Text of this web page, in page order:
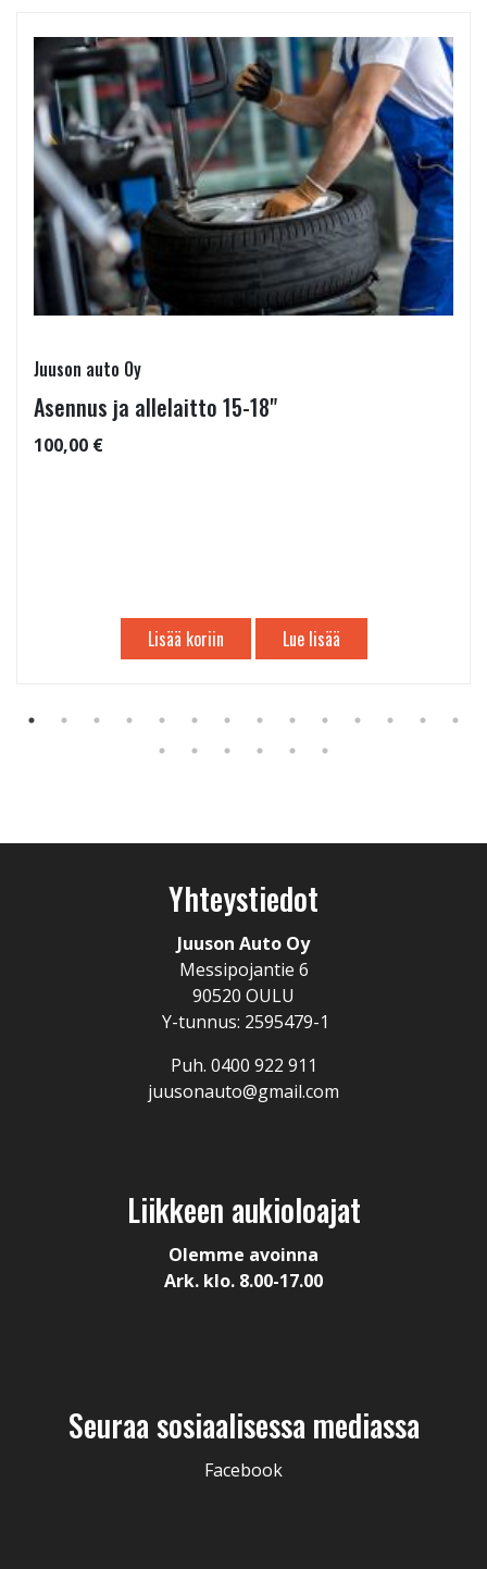
Juuson auto Oy
Asennus ja allelaitto 15-18"
100,00 €
Lisää koriin Lue lisää
Yhteystiedot
Juuson Auto Oy
Messipojantie 6
90520 OULU
Y-tunnus: 2595479-1
Puh. 0400 922 911
juusonauto@gmail.com
Liikkeen aukioloajat
Olemme avoinna
Ark. klo. 8.00-17.00
Seuraa sosiaalisessa mediassa
Facebook